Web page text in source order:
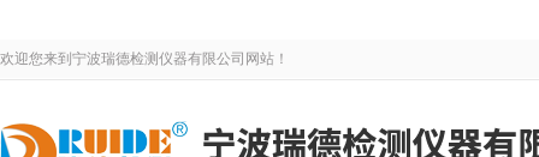
欢迎您来到宁波瑞德检测仪器有限公司网站！